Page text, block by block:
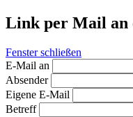
Link per Mail an
Fenster schließen
E-Mail an
Absender
Eigene E-Mail
Betreff